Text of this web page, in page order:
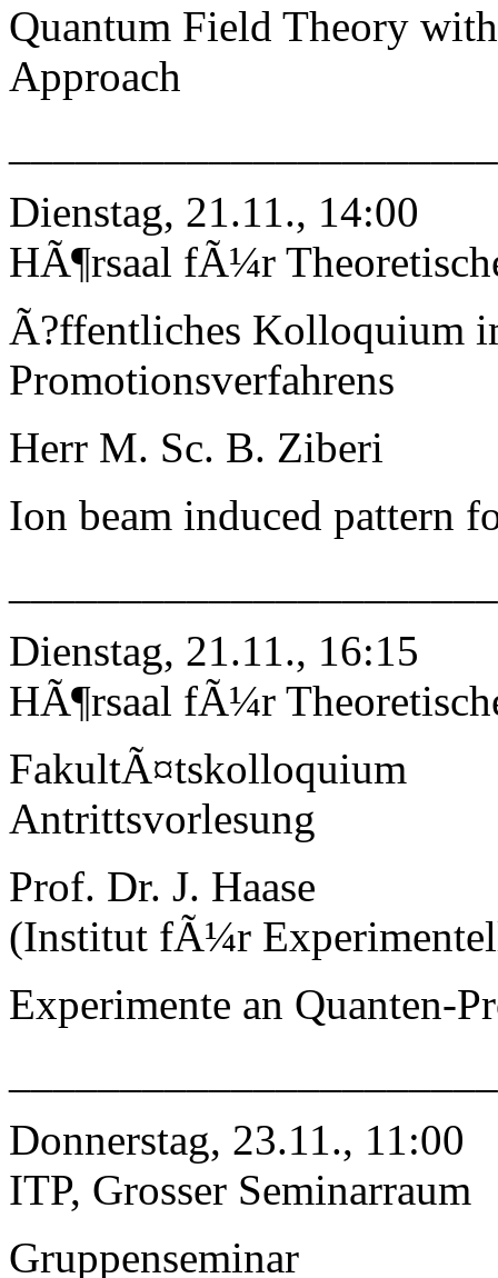
Quantum Field Theory
Approach
Dienstag, 21.11., 14:00
HÃ¶rsaal fÃ¼r
Ã?ffentliches Kolloquium
Promotionsverfahrens
Herr M. Sc. B. Ziberi
Ion beam induced pattern
Dienstag, 21.11., 16:15
HÃ¶rsaal fÃ¼r
FakultÃ¤tskolloquium
Antrittsvorlesung
Prof. Dr. J. Haase
(Institut fÃ¼r
Experimente an Quanten-
Donnerstag, 23.11., 11:00
ITP, Grosser Seminarraum
Gruppenseminar